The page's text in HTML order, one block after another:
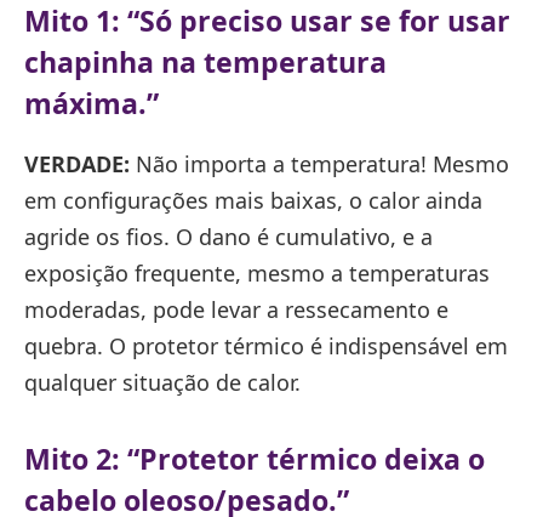
Mito 1: “Só preciso usar se for usar
chapinha na temperatura
máxima.”
VERDADE: Não importa a temperatura! Mesmo
em configurações mais baixas, o calor ainda
agride os fios. O dano é cumulativo, e a
exposição frequente, mesmo a temperaturas
moderadas, pode levar a ressecamento e
quebra. O protetor térmico é indispensável em
qualquer situação de calor.
Mito 2: “Protetor térmico deixa o
cabelo oleoso/pesado.”